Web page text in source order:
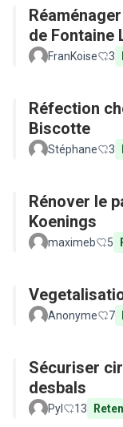
de Fontaine
FranKoise 3
Réfection
Biscotte
Stéphane 3
Rénover le
Koenings
maximeb 5
Anonyme 7
Sécuriser
desbals
Pyl 13